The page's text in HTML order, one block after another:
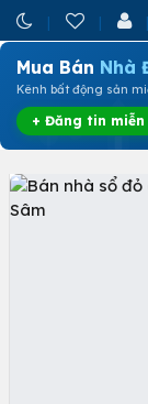
Mua Bán Nhà
Kênh bất động sản
+ Đăng tin miễn